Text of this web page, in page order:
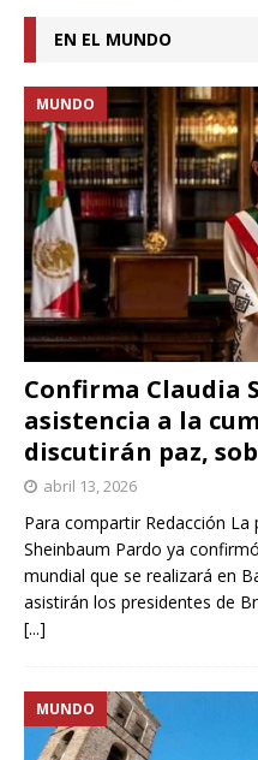
EN EL MUNDO
Confirma Claudia
asistencia a la
discutirán paz,
MUNDO
abril 13, 2026
Para compartir Redacción La
Sheinbaum Pardo ya
mundial que se realizará en
asistirán los presidentes de
[...]
MUNDO